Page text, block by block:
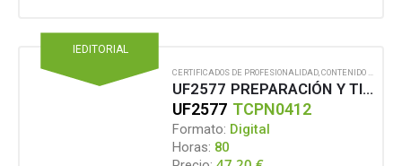
IEDITORIAL
CERTIFICADOS DE PROFESIONALIDAD CONTENIDO EN FORMATO DIGITAL
UF2577 PREPARACIÓN Y TINTURA TEXTIL
UF2577 TCPN0412
Formato: Digital
Horas: 80